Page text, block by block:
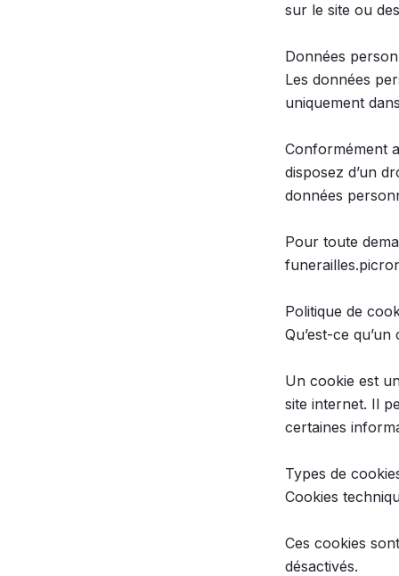
sur le site ou
Données
Les données
uniquement
Conformément
disposez d’un
données
Pour toute
Politique de
Qu’est-ce
Un cookie est
site internet. Il
certaines
Types de
Cookies
Ces cookies
désactivés.